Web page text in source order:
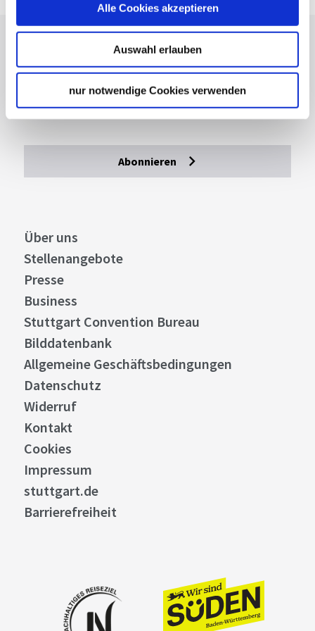
Alle Cookies akzeptieren
Auswahl erlauben
nur notwendige Cookies verwenden
Lassen Sie sich inspirieren!
Mit unserem Newsletter bleiben Sie zu Events,
Highlights und aktuellen Angeboten in
Stuttgart und Region immer up-to-date.
Abonnieren
Über uns
Stellenangebote
Presse
Business
Stuttgart Convention Bureau
Bilddatenbank
Allgemeine Geschäftsbedingungen
Datenschutz
Widerruf
Kontakt
Cookies
Impressum
stuttgart.de
Barrierefreiheit